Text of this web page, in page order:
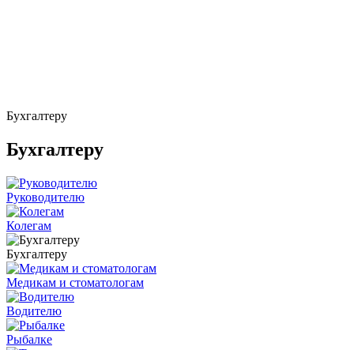
Бухгалтеру
Бухгалтеру
Руководителю
Колегам
Бухгалтеру
Медикам и стоматологам
Водителю
Рыбалке